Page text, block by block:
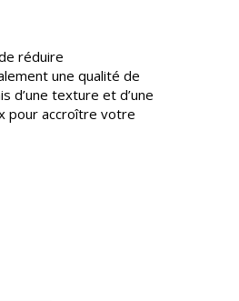
réduire
une qualité de
d’une texture et d’une
pour accroître votre